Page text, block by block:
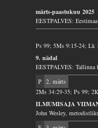
märts-paastukuu 2025
EESTPALVES:
Ps 99; 5Ms 9:15-24; Lk
9. nädal
EESTPALVES: Tallinna
P 2. märts
2Ms 34:29-35; Ps 99;
ILMUMISAJA
John Wesley,